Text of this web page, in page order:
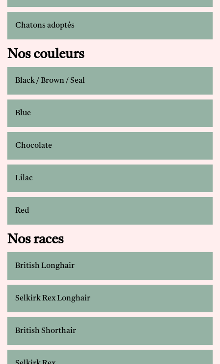
Chatons adoptés
Nos couleurs
Black / Brown / Seal
Blue
Chocolate
Lilac
Red
Nos races
British Longhair
Selkirk Rex Longhair
British Shorthair